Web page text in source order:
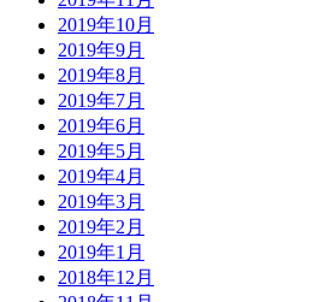
2019年10月
2019年9月
2019年8月
2019年7月
2019年6月
2019年5月
2019年4月
2019年3月
2019年2月
2019年1月
2018年12月